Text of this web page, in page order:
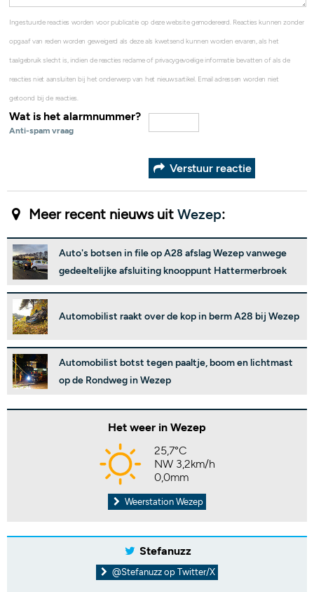
Ingestuurde reacties worden voor publicatie op deze website gemodereerd. Reacties kunnen zonder
opgaaf van reden worden geweigerd als deze als kwetsend kunnen worden ervaren, als het
taalgebruik slecht is, indien de reacties reclame of privacygevoelige informatie bevatten of als de
reacties niet aansluiten bij het onderwerp van het nieuwsartikel. Email adressen worden niet
getoond bij de reacties.
Wat is het alarmnummer?
Anti-spam vraag
Verstuur reactie
Meer recent nieuws uit Wezep:
Auto's botsen in file op A28 afslag Wezep vanwege
gedeeltelijke afsluiting knooppunt Hattermerbroek
Automobilist raakt over de kop in berm A28 bij Wezep
Automobilist botst tegen paaltje, boom en lichtmast
op de Rondweg in Wezep
Het weer in Wezep
25,7°C
NW 3,2km/h
0,0mm
Weerstation Wezep
Stefanuzz
@Stefanuzz op Twitter/X